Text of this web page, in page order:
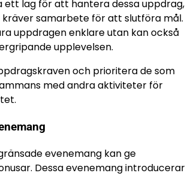
ett lag för att hantera dessa uppdrag,
samarbete för att slutföra mål.
uppdragen enklare utan kan också
upplevelsen.
och prioritera de som
med andra aktiviteter för
evenemang kan ge
Dessa evenemang introducerar